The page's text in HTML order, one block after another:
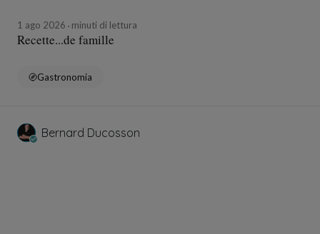
1 ago 2026 minuti di lettura
Recette...de famille
Gastronomia
Bernard Ducosson